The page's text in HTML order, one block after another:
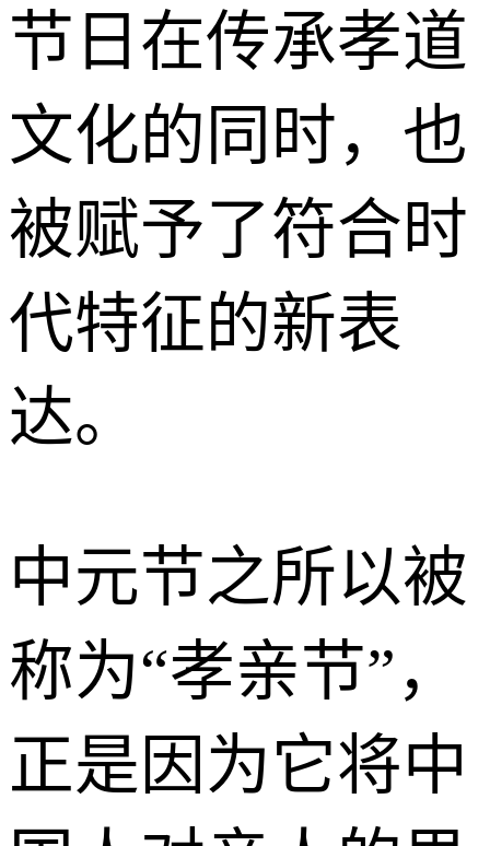
节日在传承孝道
文化的同时，也
被赋予了符合时
代特征的新表
达。
中元节之所以被
称为“孝亲节”，
正是因为它将中